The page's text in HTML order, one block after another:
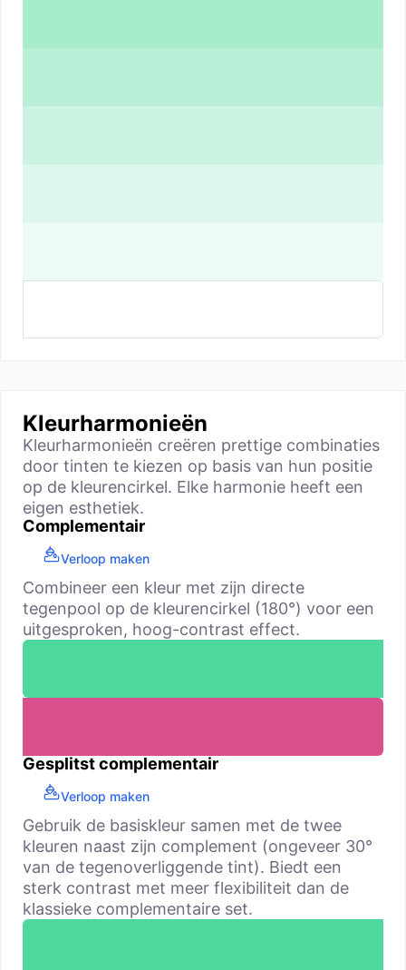
Kleurharmonieën
Kleurharmonieën creëren prettige combinaties
door tinten te kiezen op basis van hun positie
op de kleurencirkel. Elke harmonie heeft een
eigen esthetiek.
Complementair
Verloop maken
Combineer een kleur met zijn directe
tegenpool op de kleurencirkel (180°) voor een
uitgesproken, hoog-contrast effect.
Gesplitst complementair
Verloop maken
Gebruik de basiskleur samen met de twee
kleuren naast zijn complement (ongeveer 30°
van de tegenoverliggende tint). Biedt een
sterk contrast met meer flexibiliteit dan de
klassieke complementaire set.